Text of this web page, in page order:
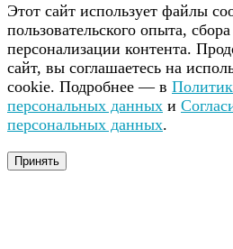
Этот сайт использует файлы
пользовательского опыта,
персонализации контента.
сайт, вы соглашаетесь на
cookie. Подробнее — в
персональных данных и
персональных данных.
Принять